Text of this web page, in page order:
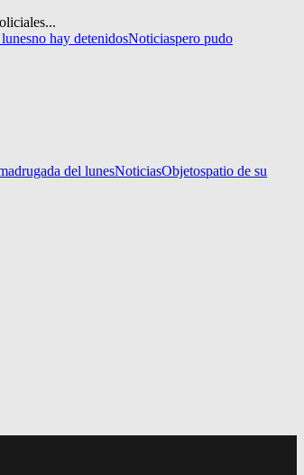
no hay detenidosNoticiaspero pudo
del lunesNoticiasObjetospatio de su